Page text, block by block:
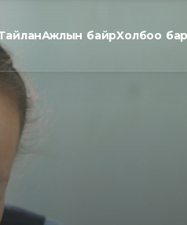
Ажлын байрХолбоо